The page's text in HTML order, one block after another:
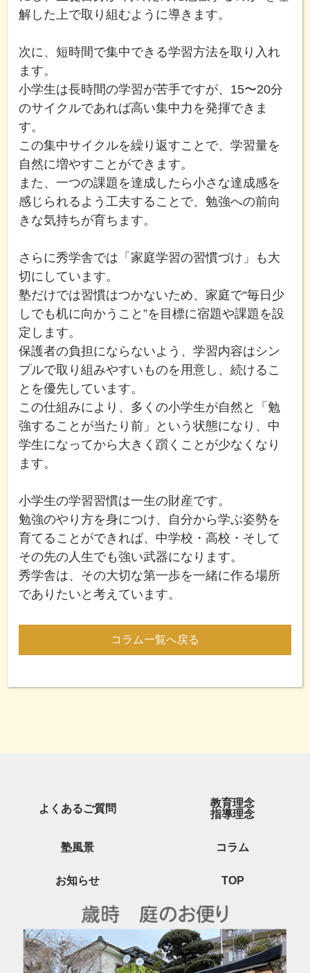
解した上で取り組むように導きます。
次に、短時間で集中できる学習方法を取り入れ
ます。
小学生は長時間の学習が苦手ですが、15〜20分
のサイクルであれば高い集中力を発揮できま
す。
この集中サイクルを繰り返すことで、学習量を
自然に増やすことができます。
また、一つの課題を達成したら小さな達成感を
感じられるよう工夫することで、勉強への前向
きな気持ちが育ちます。
さらに秀学舎では「家庭学習の習慣づけ」も大
切にしています。
塾だけでは習慣はつかないため、家庭で“毎日少
しでも机に向かうこと”を目標に宿題や課題を設
定します。
保護者の負担にならないよう、学習内容はシン
プルで取り組みやすいものを用意し、続けるこ
とを優先しています。
この仕組みにより、多くの小学生が自然と「勉
強することが当たり前」という状態になり、中
学生になってから大きく躓くことが少なくなり
ます。
小学生の学習習慣は一生の財産です。
勉強のやり方を身につけ、自分から学ぶ姿勢を
育てることができれば、中学校・高校・そして
その先の人生でも強い武器になります。
秀学舎は、その大切な第一歩を一緒に作る場所
でありたいと考えています。
コラム一覧へ戻る
よくあるご質問
教育理念
指導理念
塾風景 コラム
お知らせ TOP